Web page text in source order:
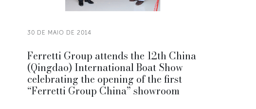
30 DE MAIO DE 2014
Ferretti Group attends the 12th China
(Qingdao) International Boat Show
celebrating the opening of the first
“Ferretti Group China” showroom